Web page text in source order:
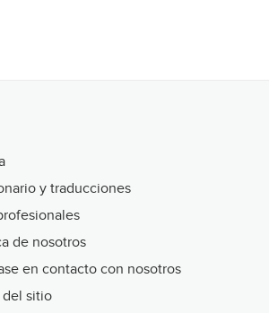
y traducciones
de nosotros
en contacto con nosotros
del sitio